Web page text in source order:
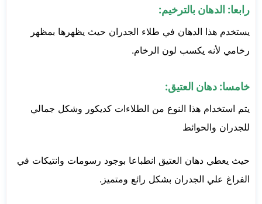
رابعا: الدهان بالترخيم:
يستخدم هذا الدهان في طلاء الجدران حيث يظهرها بمظهر
رخامي لأنه يكسب لون الرخام.
خامسا: دهان العتيق:
يتم استخدام هذا النوع من الطلاءات كديكور وشكل جمالي
للجدران والحوائط
حيث يعطي دهان العتيق انطباعا بوجود رسومات وانتيكات في
الفراغ علي الجدران بشكل رائع ومتميز.